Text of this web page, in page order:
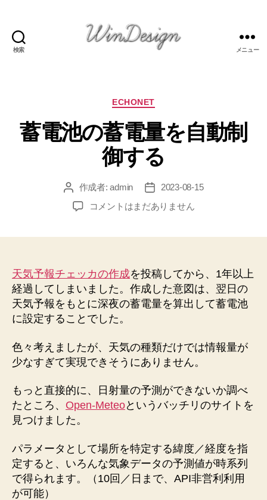
検索
Page
メニュー
カ
ゴ
リ
ー
ECHONET
蓄電池の蓄電量を自動制
御する
投
稿
者
作成者:admin
投
稿
日
2023-08-15
蓄
電
量
を
自
動
御
す
の
コメントはまだありません
天気予報チェッカの作成を投稿してから、1年以上
経過してしまいました。作成した意図は、翌日の
天気予報をもとに深夜の蓄電量を算出して蓄電池
に設定することでした。
色々考えましたが、天気の種類だけでは情報量が
少なすぎて実現できそうにありません。
もっと直接的に、日射量の予測ができないか調べ
たところ、 Open-Meteoというバッチリのサイトを
見つけました。
パラメータとして場所を特定する緯度／経度を指
定すると、いろんな気象データの予測値が時系列
で得られます。（10回／日まで、API非営利利用
が可能）